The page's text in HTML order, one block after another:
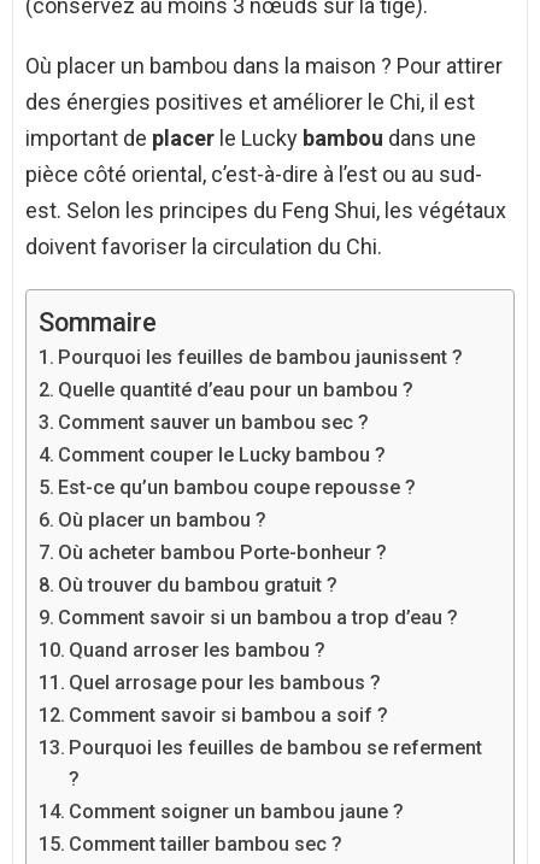
(conservez au moins 3 nœuds sur la tige).
Où placer un bambou dans la maison ? Pour attirer
des énergies positives et améliorer le Chi, il est
important de placer le Lucky bambou dans une
pièce côté oriental, c’est-à-dire à l’est ou au sud-
est. Selon les principes du Feng Shui, les végétaux
doivent favoriser la circulation du Chi.
Sommaire
Pourquoi les feuilles de bambou jaunissent ?
Quelle quantité d’eau pour un bambou ?
Comment sauver un bambou sec ?
Comment couper le Lucky bambou ?
Est-ce qu’un bambou coupe repousse ?
Où placer un bambou ?
Où acheter bambou Porte-bonheur ?
Où trouver du bambou gratuit ?
Comment savoir si un bambou a trop d’eau ?
Quand arroser les bambou ?
Quel arrosage pour les bambous ?
Comment savoir si bambou a soif ?
Pourquoi les feuilles de bambou se referment
?
Comment soigner un bambou jaune ?
Comment tailler bambou sec ?